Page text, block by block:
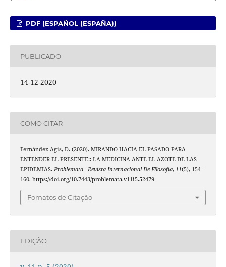
PDF (ESPAÑOL (ESPAÑA))
PUBLICADO
14-12-2020
COMO CITAR
Fernández Agis, D. (2020). MIRANDO HACIA EL PASADO PARA
ENTENDER EL PRESENTE:: LA MEDICINA ANTE EL AZOTE DE LAS
EPIDEMIAS. Problemata - Revista Internacional De Filosofia, 11(5), 154–
160. https://doi.org/10.7443/problemata.v11i5.52479
Fomatos de Citação
EDIÇÃO